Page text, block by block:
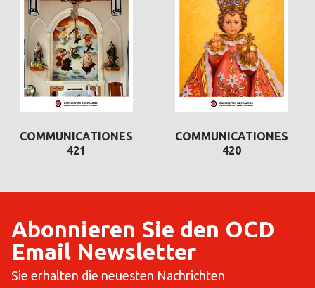
COMMUNICATIONES
421
COMMUNICATIONES
420
Abonnieren Sie den OCD
Email Newsletter
Sie erhalten die neuesten Nachrichten